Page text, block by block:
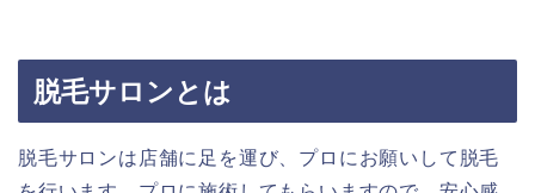
脱毛サロンとは
脱毛サロンは店舗に足を運び、プロにお願いして脱毛